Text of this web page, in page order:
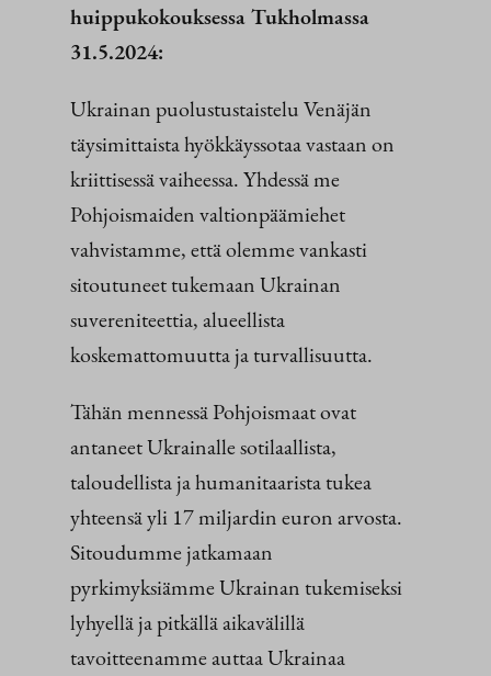
huippukokouksessa Tukholmassa
31.5.2024:
Ukrainan puolustustaistelu Venäjän
täysimittaista hyökkäyssotaa vastaan on
kriittisessä vaiheessa. Yhdessä me
Pohjoismaiden valtionpäämiehet
vahvistamme, että olemme vankasti
sitoutuneet tukemaan Ukrainan
suvereniteettia, alueellista
koskemattomuutta ja turvallisuutta.
Tähän mennessä Pohjoismaat ovat
antaneet Ukrainalle sotilaallista,
taloudellista ja humanitaarista tukea
yhteensä yli 17 miljardin euron arvosta.
Sitoudumme jatkamaan
pyrkimyksiämme Ukrainan tukemiseksi
lyhyellä ja pitkällä aikavälillä
tavoitteenamme auttaa Ukrainaa